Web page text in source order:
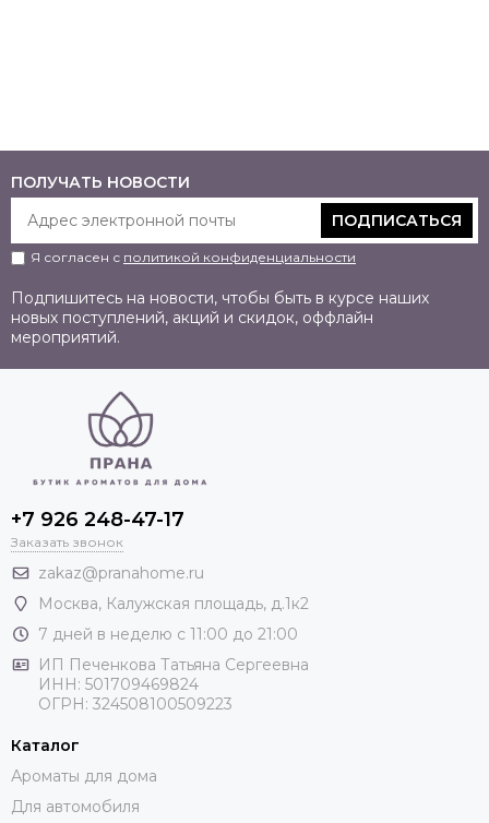
ПОЛУЧАТЬ НОВОСТИ
ПОДПИСАТЬСЯ
Я согласен с политикой конфиденциальности
Подпишитесь на новости, чтобы быть в курсе наших
новых поступлений, акций и скидок, оффлайн
мероприятий.
+7 926 248-47-17
Заказать звонок
zakaz@pranahome.ru
Москва, Калужская площадь, д.1к2
7 дней в неделю с 11:00 до 21:00
ИП Печенкова Татьяна Сергеевна
ИНН: 501709469824
ОГРН: 324508100509223
Каталог
Ароматы для дома
Для автомобиля